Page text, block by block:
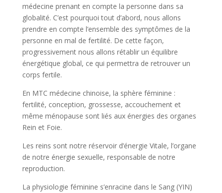
médecine prenant en compte la personne dans sa
globalité. C’est pourquoi tout d’abord, nous allons
prendre en compte l’ensemble des symptômes de la
personne en mal de fertilité. De cette façon,
progressivement nous allons rétablir un équilibre
énergétique global, ce qui permettra de retrouver un
corps fertile.
En MTC médecine chinoise, la sphère féminine :
fertilité, conception, grossesse, accouchement et
même ménopause sont liés aux énergies des organes
Rein et Foie.
Les reins sont notre réservoir d’énergie Vitale, l’organe
de notre énergie sexuelle, responsable de notre
reproduction.
La physiologie féminine s’enracine dans le Sang (YIN)